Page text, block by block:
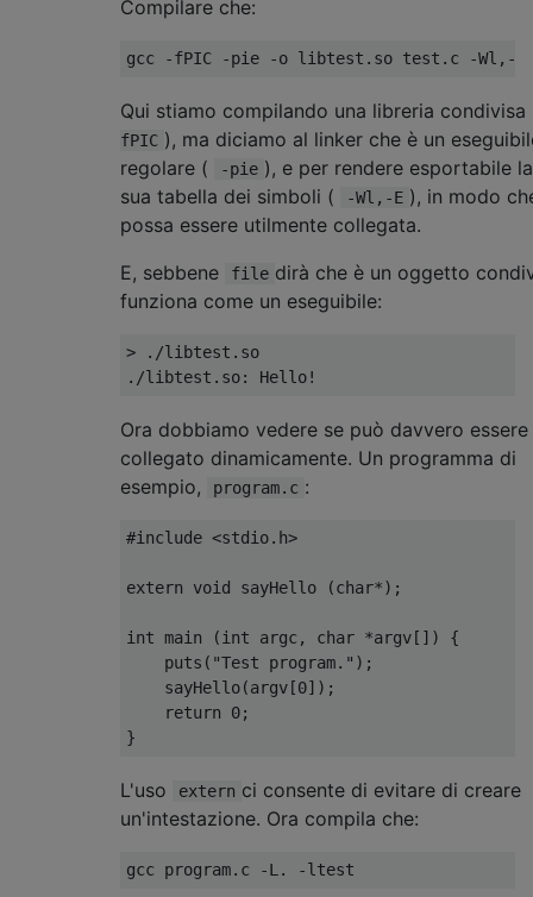
Compilare che:
Qui stiamo compilando una libreria
fPIC ), ma diciamo al linker che è un
regolare (
-pie ), e per rendere esportabile la
sua tabella dei simboli (
-Wl,-E ), in modo
possa essere utilmente collegata.
E, sebbene
file dirà che è un oggetto
funziona come un eseguibile:
> ./libtest.so
Ora dobbiamo vedere se può davvero essere
collegato dinamicamente. Un programma di
esempio,
program.c :
#include <stdio.h>
extern void sayHello (char*);
int main (int argc , char *argv[])
{
    puts
( "Test program." );
    sayHello
(argv[0]);
return
0;
}
L'uso extern ci consente di evitare di creare
un'intestazione. Ora compila che: